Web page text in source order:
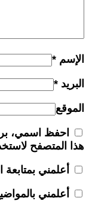
الإسم *
البريد *
الموقع
احفظ اسمي،
هذا المتصفح
أعلمني بمتابعة
أعلمني